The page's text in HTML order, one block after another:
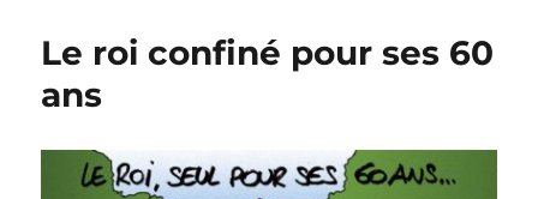
lancent
Le roi confiné pour ses 60
ans